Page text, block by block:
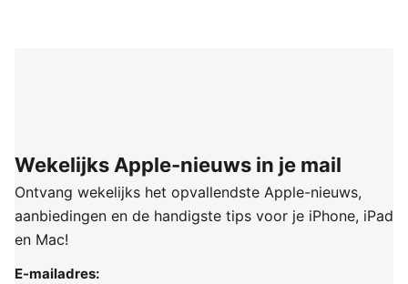
Wekelijks Apple-nieuws in je mail
Ontvang wekelijks het opvallendste Apple-nieuws,
aanbiedingen en de handigste tips voor je iPhone, iPad
en Mac!
E-mailadres: